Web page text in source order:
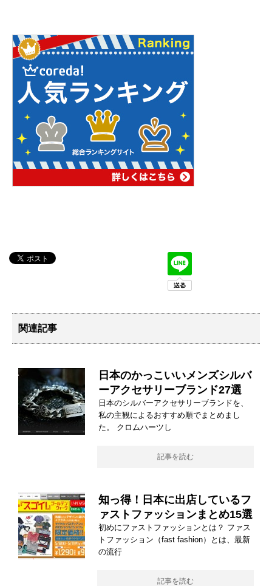
関連記事
日本のかっこいいメンズシルバ
ーアクセサリーブランド27選
日本のシルバーアクセサリーブランドを、
私の主観によるおすすめ順でまとめまし
た。 クロムハーツし
記事を読む
知っ得！日本に出店しているフ
ァストファッションまとめ15選
初めにファストファッションとは？ ファス
トファッション（fast fashion）とは、最新
の流行
記事を読む